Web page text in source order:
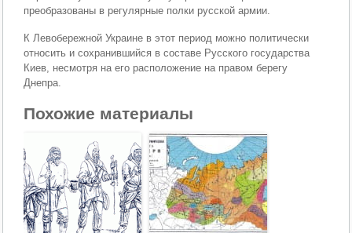
преобразованы в регулярные полки русской армии.
К Левобережной Украине в этот период можно политически
относить и сохранившийся в составе Русского государства
Киев, несмотря на его расположение на правом берегу
Днепра.
Похожие материалы